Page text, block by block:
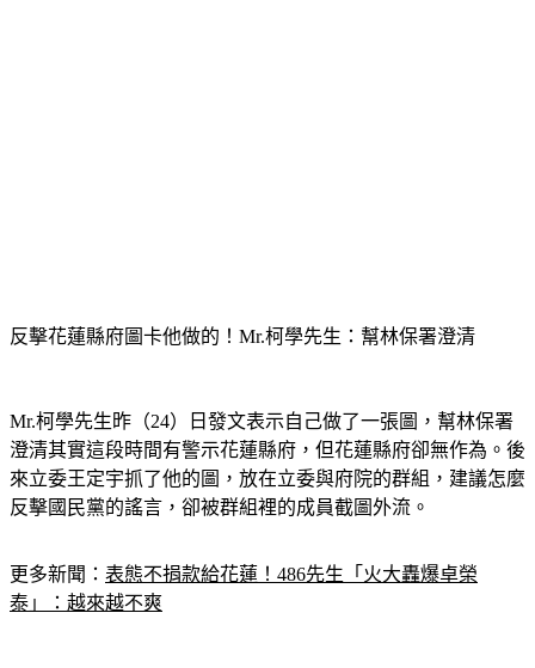
反擊花蓮縣府圖卡他做的！Mr.柯學先生：幫林保署澄清
Mr.柯學先生昨（24）日發文表示自己做了一張圖，幫林保署
澄清其實這段時間有警示花蓮縣府，但花蓮縣府卻無作為。後
來立委王定宇抓了他的圖，放在立委與府院的群組，建議怎麼
反擊國民黨的謠言，卻被群組裡的成員截圖外流。
更多新聞： 表態不捐款給花蓮！486先生「火大轟爆卓榮
泰」：越來越不爽